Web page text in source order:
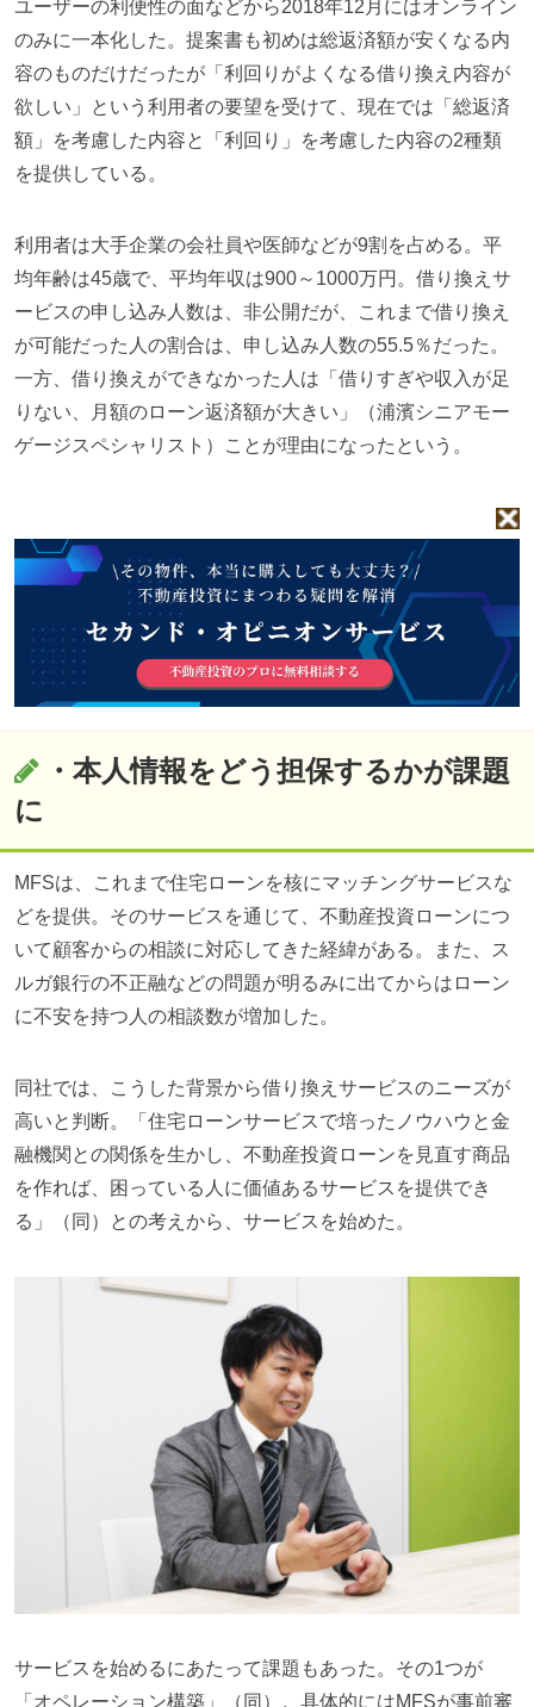
ユーザーの利便性の面などから2018年12月にはオンライン
のみに一本化した。提案書も初めは総返済額が安くなる内
容のものだけだったが「利回りがよくなる借り換え内容が
欲しい」という利用者の要望を受けて、現在では「総返済
額」を考慮した内容と「利回り」を考慮した内容の2種類
を提供している。
利用者は大手企業の会社員や医師などが9割を占める。平
均年齢は45歳で、平均年収は900～1000万円。借り換えサ
ービスの申し込み人数は、非公開だが、これまで借り換え
が可能だった人の割合は、申し込み人数の55.5％だった。
一方、借り換えができなかった人は「借りすぎや収入が足
りない、月額のローン返済額が大きい」（浦濱シニアモー
ゲージスペシャリスト）ことが理由になったという。
・本人情報をどう担保するかが課題
に
MFSは、これまで住宅ローンを核にマッチングサービスな
どを提供。そのサービスを通じて、不動産投資ローンにつ
いて顧客からの相談に対応してきた経緯がある。また、ス
ルガ銀行の不正融などの問題が明るみに出てからはローン
に不安を持つ人の相談数が増加した。
同社では、こうした背景から借り換えサービスのニーズが
高いと判断。「住宅ローンサービスで培ったノウハウと金
融機関との関係を生かし、不動産投資ローンを見直す商品
を作れば、困っている人に価値あるサービスを提供でき
る」（同）との考えから、サービスを始めた。
サービスを始めるにあたって課題もあった。その1つが
「オペレーション構築」（同）。具体的にはMFSが事前審